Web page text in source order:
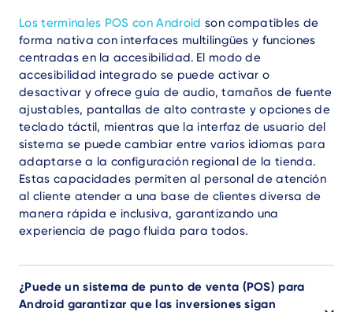
Los terminales POS con Android son compatibles de
forma nativa con interfaces multilingües y funciones
centradas en la accesibilidad. El modo de
accesibilidad integrado se puede activar o
desactivar y ofrece guía de audio, tamaños de fuente
ajustables, pantallas de alto contraste y opciones de
teclado táctil, mientras que la interfaz de usuario del
sistema se puede cambiar entre varios idiomas para
adaptarse a la configuración regional de la tienda.
Estas capacidades permiten al personal de atención
al cliente atender a una base de clientes diversa de
manera rápida e inclusiva, garantizando una
experiencia de pago fluida para todos.
¿Puede un sistema de punto de venta (POS) para
Android garantizar que las inversiones sigan